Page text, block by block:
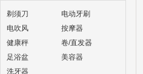
剃须刀
电动牙刷
电吹风
按摩器
健康秤
卷/直发器
足浴盆
美容器
洗牙器